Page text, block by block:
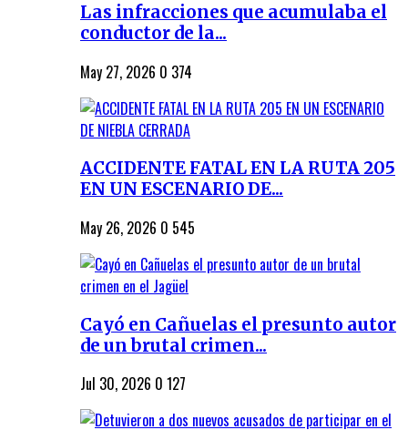
Las infracciones que acumulaba el
conductor de la...
May 27, 2026 0 374
ACCIDENTE FATAL EN LA RUTA 205
EN UN ESCENARIO DE...
May 26, 2026 0 545
Cayó en Cañuelas el presunto autor
de un brutal crimen...
Jul 30, 2026 0 127